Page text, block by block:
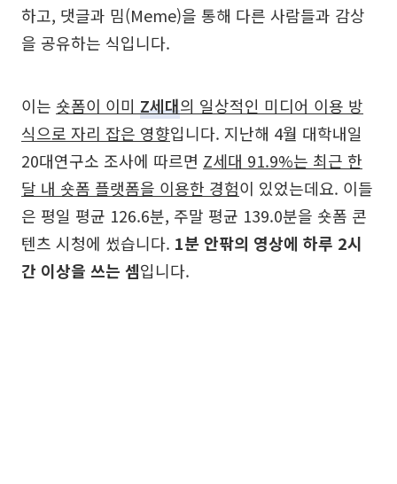
하고, 댓글과 밈(Meme)을 통해 다른 사람들과 감상
을 공유하는 식입니다.
이는 숏폼이 이미 Z세대의 일상적인 미디어 이용 방
식으로 자리 잡은 영향입니다. 지난해 4월 대학내일
20대연구소 조사에 따르면 Z세대 91.9%는 최근 한
달 내 숏폼 플랫폼을 이용한 경험이 있었는데요. 이들
은 평일 평균 126.6분, 주말 평균 139.0분을 숏폼 콘
텐츠 시청에 썼습니다. 1분 안팎의 영상에 하루 2시
간 이상을 쓰는 셈입니다.